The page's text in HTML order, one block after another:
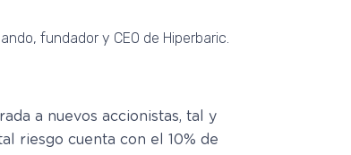
fundador y CEO de Hiperbaric.
a nuevos accionistas, tal y
riesgo cuenta con el 10% de